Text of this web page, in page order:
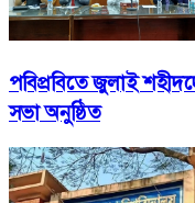
পবিপ্রবিতে জুলাই
সভা অনুষ্ঠিত